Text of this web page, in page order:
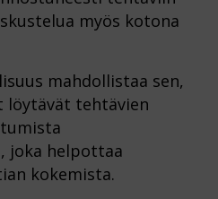
myös kotona
mahdollistaa sen,
tehtävien
joka helpottaa
kokemista.